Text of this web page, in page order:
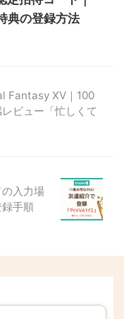
典の登録方法
Fantasy XV｜100
ビュー「忙しくて
入力場
手順